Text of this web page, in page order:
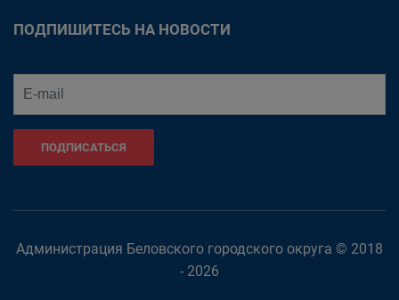
ПОДПИШИТЕСЬ НА НОВОСТИ
ПОДПИСАТЬСЯ
Администрация Беловского городского округа © 2018
- 2026